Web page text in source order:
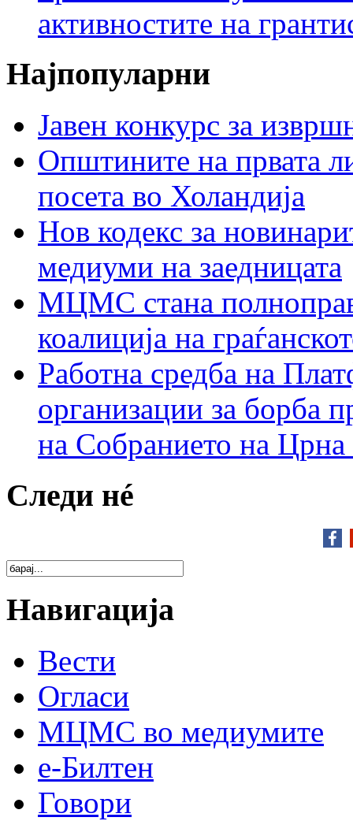
активностите на
Најпопуларни
Јавен конкурс за
Општините на првата
посета во Холандија
Нов кодекс за
медиуми на заедницата
МЦМС стана
коалиција на
Работна средба на
организации за борба
на Собранието на Црна
Следи нé
Навигација
Вести
Огласи
МЦМС во медиумите
е-Билтен
Говори